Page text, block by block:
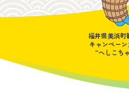
福井県美浜町
キャンペー
“へしこち